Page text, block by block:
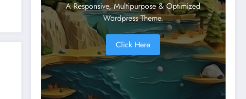
A Responsive, Multipurpose & Optimized
Wordpress Theme.
Click Here